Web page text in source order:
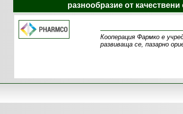
разнообразие от
Кооперация Фармко е
развиваща се, пазарно